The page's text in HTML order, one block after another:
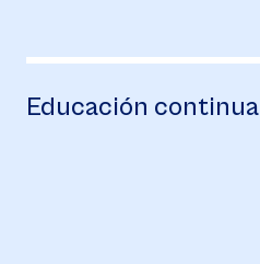
Educación continua